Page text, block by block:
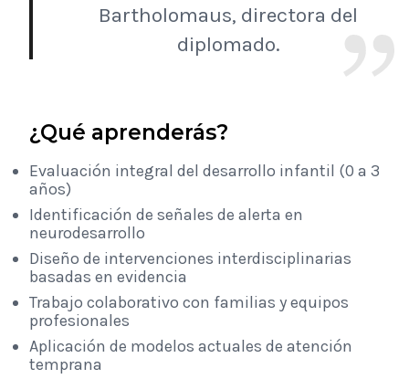
Bartholomaus, directora del
diplomado.
¿Qué aprenderás?
Evaluación integral del desarrollo infantil (0 a 3
años)
Identificación de señales de alerta en
neurodesarrollo
Diseño de intervenciones interdisciplinarias
basadas en evidencia
Trabajo colaborativo con familias y equipos
profesionales
Aplicación de modelos actuales de atención
temprana